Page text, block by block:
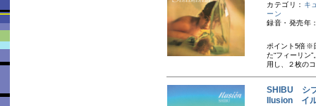
カテゴリ： キ
ーン
録音・発売年
ポイント5倍※
た“フィーリン
用し、２枚の
SHIBU シ
Ilusion イ